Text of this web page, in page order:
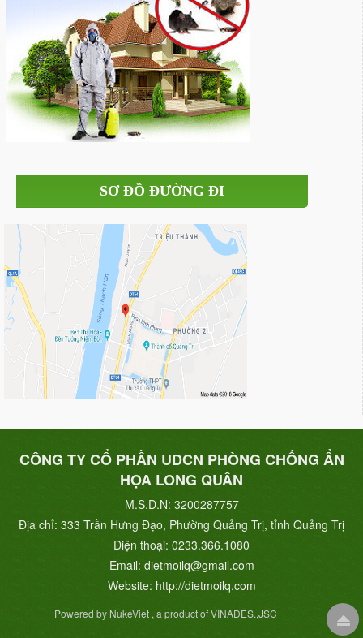
SƠ ĐỒ ĐƯỜNG ĐI
CÔNG TY CỔ PHẦN UDCN PHÒNG CHỐNG ẨN
HỌA LONG QUÂN
M.S.D.N: 3200287757
Địa chỉ: 333 Trần Hưng Đạo, Phường Quảng Trị, tỉnh Quảng Trị
Điện thoại: 0233.366.1080
Email: dietmoilq@gmail.com
Website: http://dietmoilq.com
Powered by NukeViet , a product of VINADES.,JSC